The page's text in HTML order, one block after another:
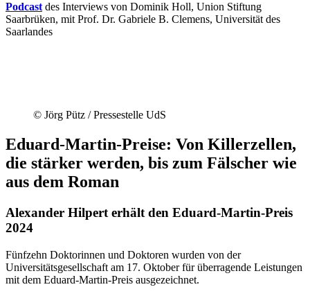
Podcastdes Interviews von Dominik Holl, Union Stiftung
Saarbrüken, mit Prof. Dr. Gabriele B. Clemens, Universität des
Saarlandes
© Jörg Pütz / Pressestelle UdS
Eduard-Martin-Preise: Von Killerzellen,
die stärker werden, bis zum Fälscher wie
aus dem Roman
Alexander Hilpert erhält den Eduard-Martin-Preis
2024
Fünfzehn Doktorinnen und Doktoren wurden von der
Universitätsgesellschaft am 17. Oktober für überragende Leistungen
mit dem Eduard-Martin-Preis ausgezeichnet.